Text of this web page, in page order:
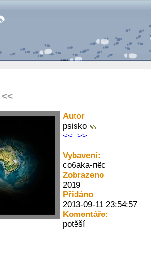
<<
Autor
psisko
<< >>
Vybavení:
сoбaka-пӫс
Zobrazeno
2019
Přidáno
2013-09-11 23:54:57
Komentáře:
potěší